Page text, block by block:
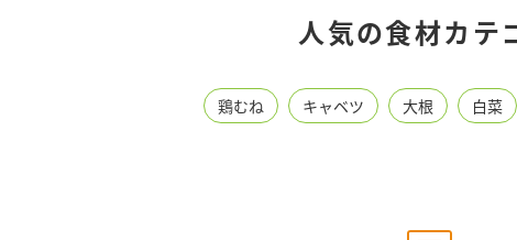
人気の食材カテ
鶏むね キャベツ 大根 白菜